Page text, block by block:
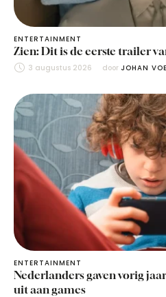
ENTERTAINMENT
Zien: Dit is de eerste trailer
3 augustus 2026 door JOHAN
ENTERTAINMENT
Nederlanders gaven vorig
uit aan games